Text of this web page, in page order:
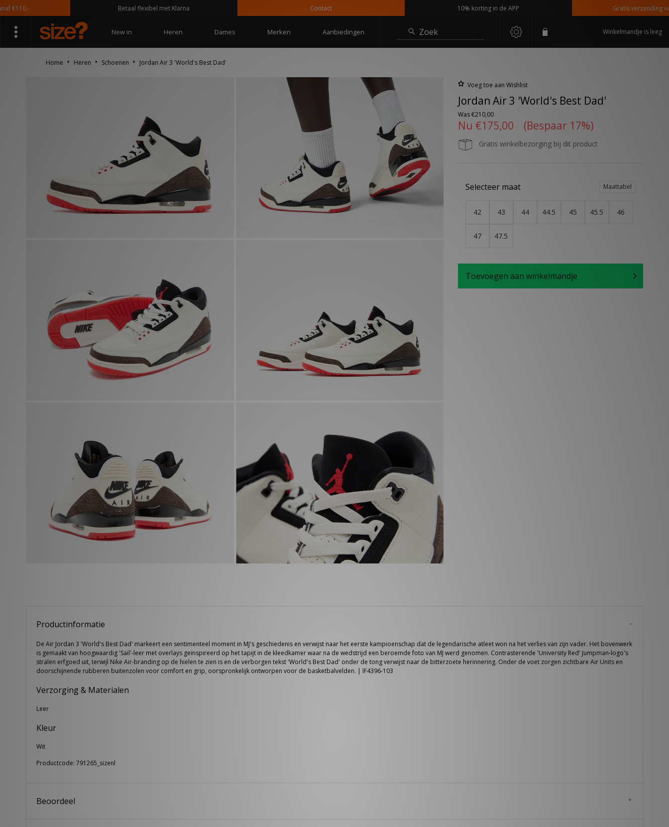
Betaal flexibel met Klarna Contact 10% korting in de APP Gratis verzending vanaf
New in Heren Dames Merken Aanbiedingen Zoek Winkelmandje is leeg
Home Heren Schoenen Jordan Air 3 'World's Best Dad'
Voeg toe aan Wishlist
Jordan Air 3 'World's Best Dad'
Was€210,00
Nu €175,00 (Bespaar 17%)
Gratis winkelbezorging bij dit product
Selecteer maat Maattabel
42 43 44 44.5 45 45.5 46
47 47.5
Toevoegen aan winkelmandje
Productinformatie
De Air Jordan 3 'World's Best Dad' markeert een sentimenteel moment in MJ's geschiedenis en verwijst naar het eerste kampioenschap dat de legendarische atleet won na het verlies van zijn vader. Het bovenwerk
is gemaakt van hoogwaardig 'Sail'-leer met overlays geïnspireerd op het tapijt in de kleedkamer waar na de wedstrijd een beroemde foto van MJ werd genomen. Contrasterende 'University Red' Jumpman-logo's
stralen erfgoed uit, terwijl Nike Air-branding op de hielen te zien is en de verborgen tekst 'World's Best Dad' onder de tong verwijst naar de bitterzoete herinnering. Onder de voet zorgen zichtbare Air Units en
doorschijnende rubberen buitenzolen voor comfort en grip, oorspronkelijk ontworpen voor de basketbalvelden. | IF4396-103
Verzorging & Materialen
Leer
Kleur
Wit
Productcode: 791265_sizenl
Beoordeel